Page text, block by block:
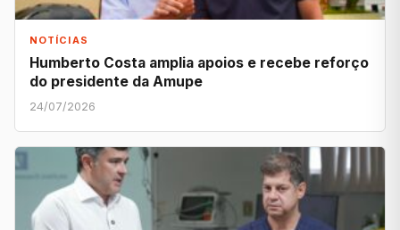
NOTÍCIAS
Humberto Costa amplia apoios e recebe reforço
do presidente da Amupe
24/07/2026